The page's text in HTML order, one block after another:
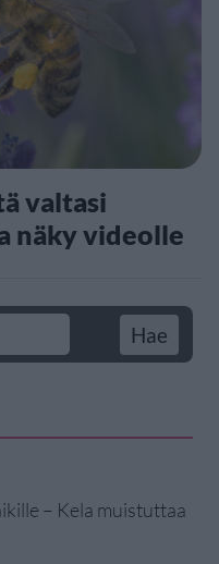
valtasi
näky videolle
– Kela muistuttaa